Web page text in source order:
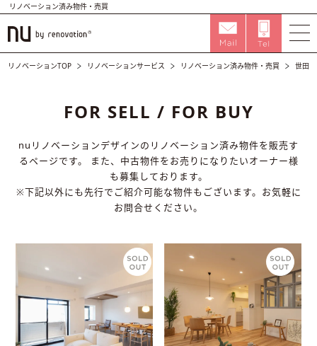
リノベーション済み物件・売買
リノベーションTOP リノベーションサービス リノベーション済み物件・売買 世田
FOR SELL / FOR BUY
nuリノベーションデザインのリノベーション済み物件を販売す
るページです。
また、中古物件をお売りになりたいオーナー様
も募集しております。
※下記以外にも先行でご紹介可能な物件もございます。お気軽に
お問合せください。